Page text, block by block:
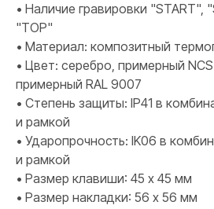
• Наличие гравировки "START",
"TOP"
• Материал: композитный
• Цвет: серебро, примерный
примерный RAL 9007
• Степень защиты: IP41 в
и рамкой
• Ударопрочность: IK06 в
и рамкой
• Размер клавиши: 45 х 45 мм
• Размер накладки: 56 х 56 мм